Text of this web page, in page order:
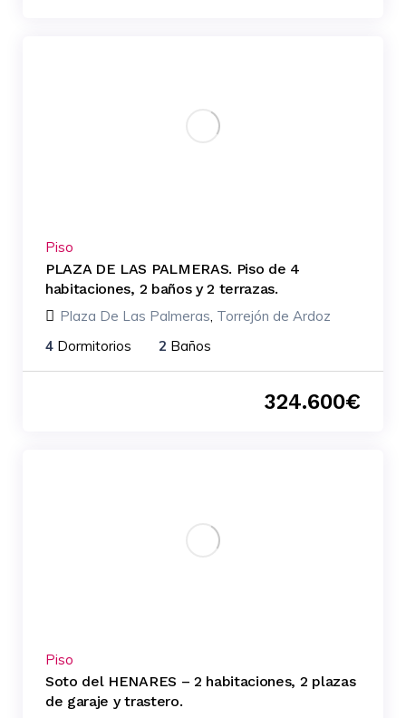
Piso
PLAZA DE LAS PALMERAS. Piso de 4
habitaciones, 2 baños y 2 terrazas.
Plaza De Las Palmeras, Torrejón de Ardoz
4 Dormitorios 2 Baños
324.600€
Piso
Soto del HENARES – 2 habitaciones, 2 plazas
de garaje y trastero.